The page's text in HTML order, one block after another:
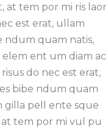
at tem por mi ris laor
est erat, ullam
ndum quam natis,
ent um diam ac
do nec est erat,
bibe ndum quam
gilla pell ente sque
at tem por mi vul pu